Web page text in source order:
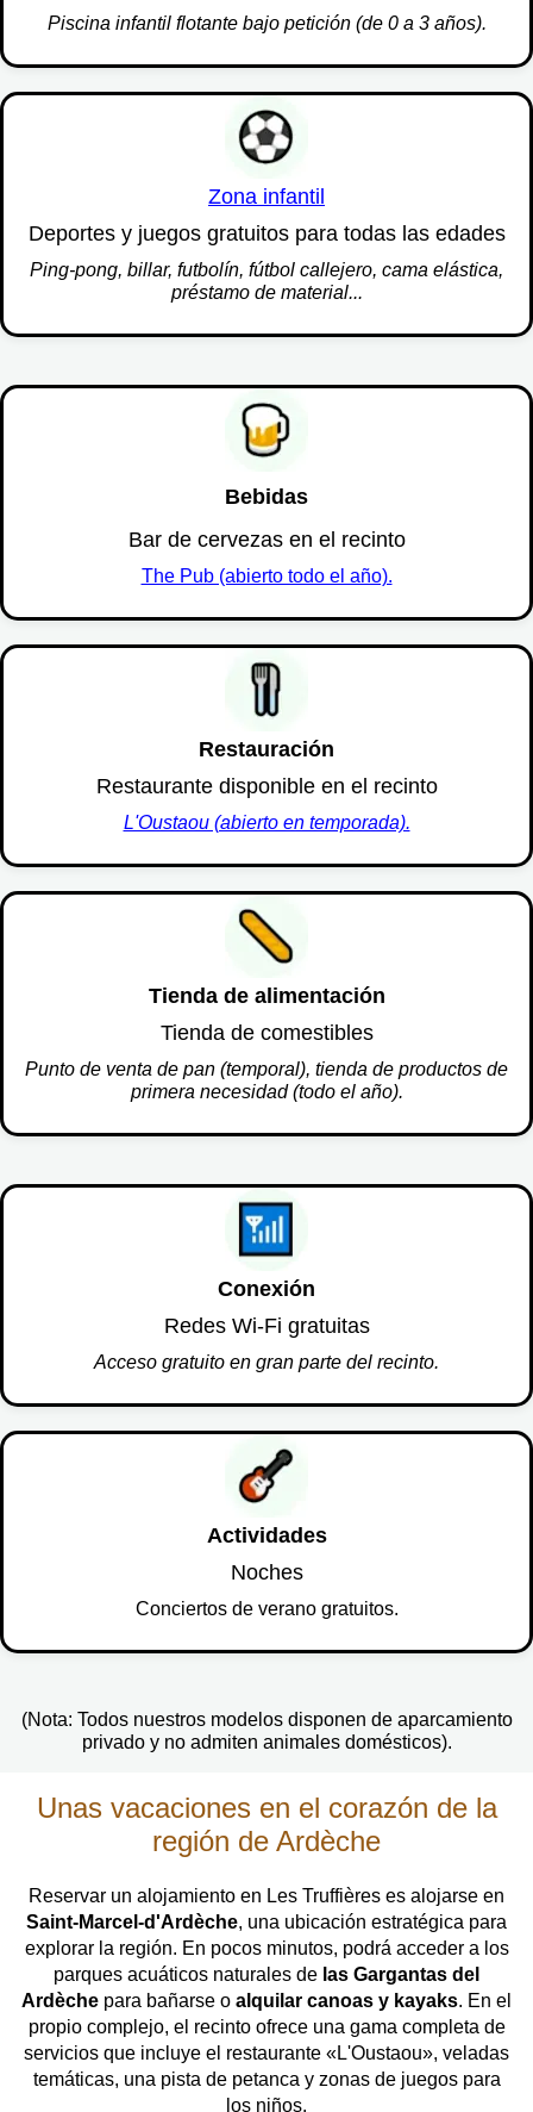
Piscina infantil flotante bajo petición (de 0 a 3 años).
Zona infantil
Deportes y juegos gratuitos para todas las edades
Ping-pong, billar, futbolín, fútbol callejero, cama elástica,
préstamo de material...
Bebidas
Bar de cervezas en el recinto
The Pub (abierto todo el año).
Restauración
Restaurante disponible en el recinto
L'Oustaou (abierto en temporada).
Tienda de alimentación
Tienda de comestibles
Punto de venta de pan (temporal), tienda de productos de
primera necesidad (todo el año).
Conexión
Redes Wi-Fi gratuitas
Acceso gratuito en gran parte del recinto.
Actividades
Noches
Conciertos de verano gratuitos.
(Nota: Todos nuestros modelos disponen de aparcamiento
privado y no admiten animales domésticos).
Unas vacaciones en el corazón de la
región de Ardèche
Reservar un alojamiento en Les Truffières es alojarse en
Saint-Marcel-d'Ardèche, una ubicación estratégica para
explorar la región. En pocos minutos, podrá acceder a los
parques acuáticos naturales de las Gargantas del
Ardèche para bañarse o alquilar canoas y kayaks. En el
propio complejo, el recinto ofrece una gama completa de
servicios que incluye el restaurante «L'Oustaou», veladas
temáticas, una pista de petanca y zonas de juegos para
los niños.